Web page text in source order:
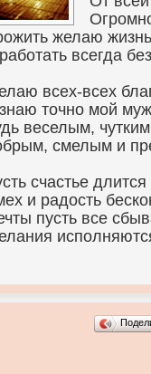
желаю жизнь
всегда
всех-всех
точно мой
веселым,
смелым и
счастье
и радость
пусть все